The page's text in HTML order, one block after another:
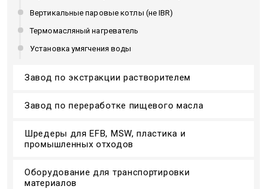
Вертикальные паровые котлы (не IBR)
Термомасляный нагреватель
Установка умягчения воды
Завод по экстракции растворителем
Завод по переработке пищевого масла
Шредеры для EFB, MSW, пластика и
промышленных отходов
Оборудование для транспортировки
материалов